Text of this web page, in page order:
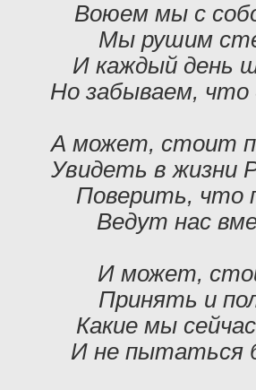
Воюем мы с
Мы рушим
И каждый день
Но забываем,
А может, стоит
Увидеть в жизни
Поверить, что
Ведут нас
И может,
Принять и
Какие мы
И не пытаться